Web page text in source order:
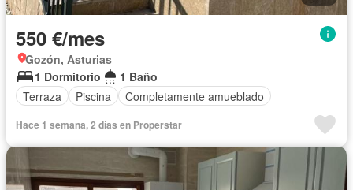
550 €/mes
Gozón, Asturias
1 Dormitorio
1 Baño
Terraza
Piscina Completamente amueblado
Hace 1 semana, 2 días en Properstar